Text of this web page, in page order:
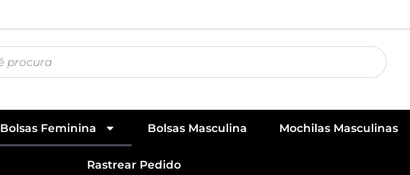
Bolsas Feminina Bolsas Masculina Mochilas Masculinas
Rastrear Pedido